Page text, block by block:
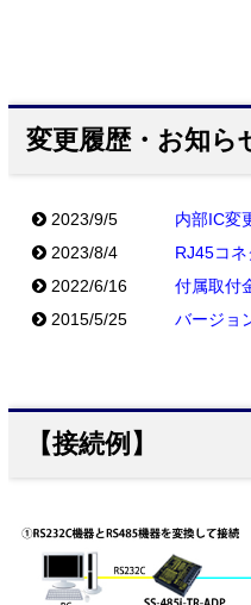
変更履歴・お知ら
2023/9/5
内部IC変
2023/8/4
RJ45コ
2022/6/16
付属取付
2015/5/25
バージョ
【接続例】